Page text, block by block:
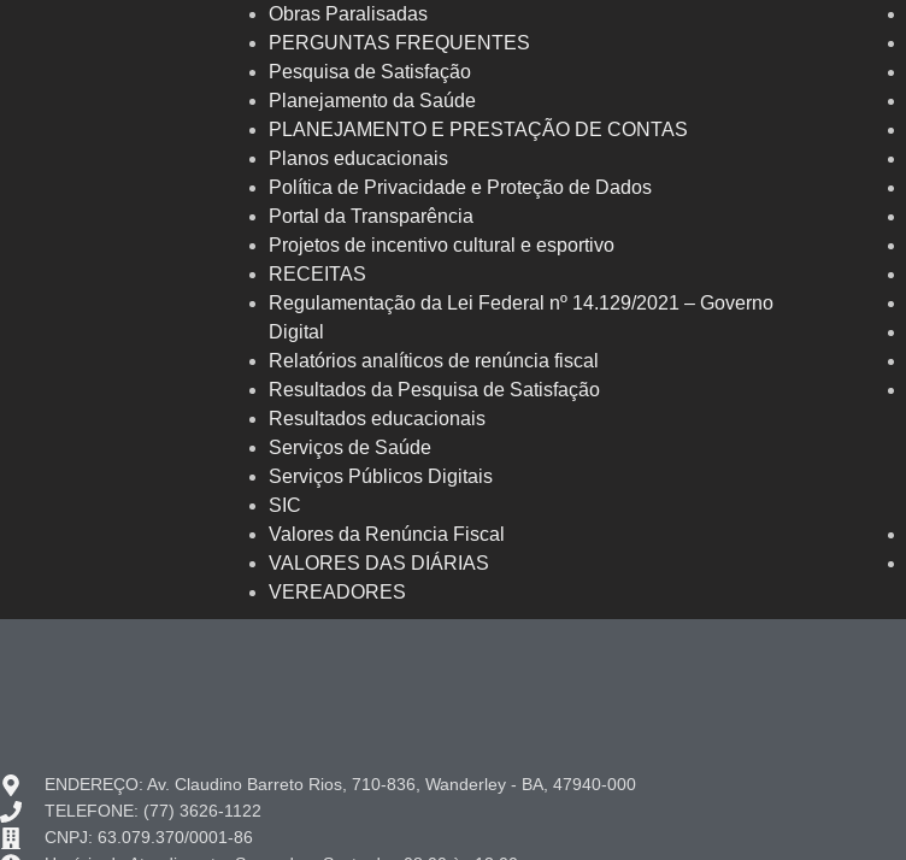
Obras Paralisadas
PERGUNTAS FREQUENTES
Pesquisa de Satisfação
Planejamento da Saúde
PLANEJAMENTO E PRESTAÇÃO DE CONTAS
Planos educacionais
Política de Privacidade e Proteção de Dados
Portal da Transparência
Projetos de incentivo cultural e esportivo
RECEITAS
Regulamentação da Lei Federal nº 14.129/2021 – Governo
Digital
Relatórios analíticos de renúncia fiscal
Resultados da Pesquisa de Satisfação
Resultados educacionais
Serviços de Saúde
Serviços Públicos Digitais
SIC
Valores da Renúncia Fiscal
VALORES DAS DIÁRIAS
VEREADORES
ENDEREÇO: Av. Claudino Barreto Rios, 710-836, Wanderley - BA, 47940-000
TELEFONE: (77) 3626-1122
CNPJ: 63.079.370/0001-86